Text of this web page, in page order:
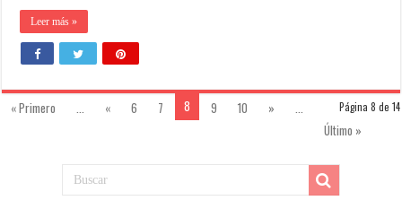
Leer más »
Página 8 de 14
« Primero ... « 6 7 8 9 10 »
...
Último »